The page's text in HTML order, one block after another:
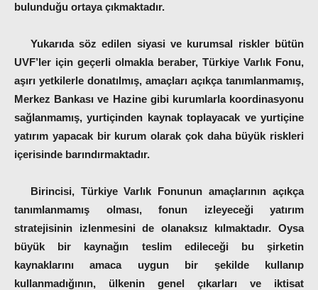
bulunduğu ortaya çıkmaktadır.
Yukarıda söz edilen siyasi ve kurumsal riskler bütün
UVF’ler için geçerli olmakla beraber, Türkiye Varlık Fonu,
aşırı yetkilerle donatılmış, amaçları açıkça tanımlanmamış,
Merkez Bankası ve Hazine gibi kurumlarla koordinasyonu
sağlanmamış, yurtiçinden kaynak toplayacak ve yurtiçine
yatırım yapacak bir kurum olarak çok daha büyük riskleri
içerisinde barındırmaktadır.
Birincisi, Türkiye Varlık Fonunun amaçlarının açıkça
tanımlanmamış olması, fonun izleyeceği yatırım
stratejisinin izlenmesini de olanaksız kılmaktadır. Oysa
büyük bir kaynağın teslim edileceği bu şirketin
kaynaklarını amaca uygun bir şekilde kullanıp
kullanmadığının, ülkenin genel çıkarları ve iktisat